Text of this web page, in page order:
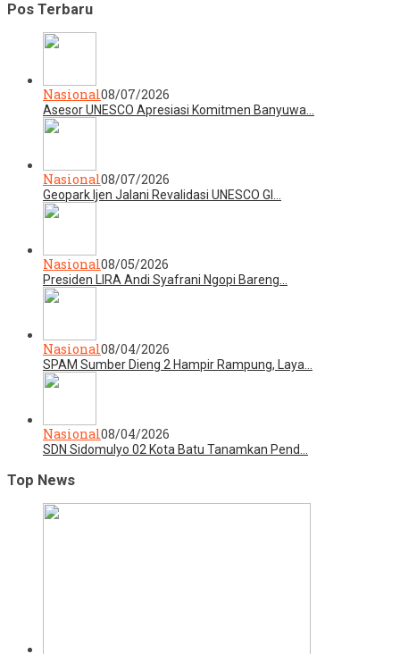
Pos Terbaru
Nasional08/07/2026
Asesor UNESCO Apresiasi Komitmen Banyuwa…
Nasional08/07/2026
Geopark Ijen Jalani Revalidasi UNESCO Gl…
Nasional08/05/2026
Presiden LIRA Andi Syafrani Ngopi Bareng…
Nasional08/04/2026
SPAM Sumber Dieng 2 Hampir Rampung, Laya…
Nasional08/04/2026
SDN Sidomulyo 02 Kota Batu Tanamkan Pend…
Top News